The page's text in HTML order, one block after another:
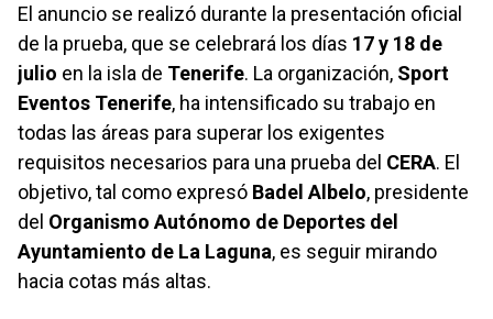
El anuncio se realizó durante la presentación oficial
de la prueba, que se celebrará los días 17 y 18 de
julio en la isla de Tenerife. La organización, Sport
Eventos Tenerife, ha intensificado su trabajo en
todas las áreas para superar los exigentes
requisitos necesarios para una prueba del CERA. El
objetivo, tal como expresó Badel Albelo, presidente
del Organismo Autónomo de Deportes del
Ayuntamiento de La Laguna, es seguir mirando
hacia cotas más altas.